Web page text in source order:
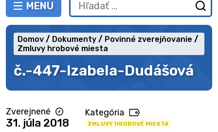
PREPNÚŤ
MENU Hľadať:
č.-447-Izabela-Dudášová
Domov Dokumenty
Povinné zverejňovanie
Zmluvy hrobové miesta
Zverejnené
31. júla 2018
Kategória
ZMLUVY HROBOVÉ MIESTA